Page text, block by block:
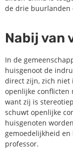
de drie buurlanden
Nabij van
In de
huisgenoot de
direct zijn, zich niet
openlijke conflicten
want zij is
schuwt openlijke
huisgenoten
gemoedelijkheid
professor.